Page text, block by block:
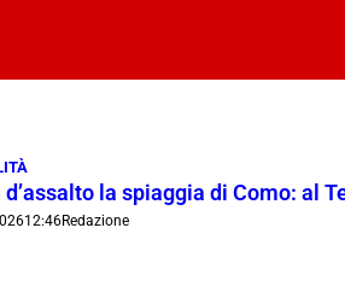
d’assalto la spiaggia di Como: al
12:46Redazione